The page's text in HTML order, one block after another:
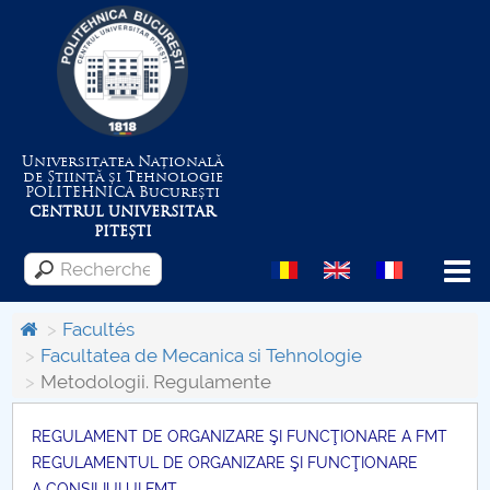
Universitatea Națională
de Știință și Tehnologie
POLITEHNICABucurești
CENTRUL UNIVERSITAR
PITEȘTI
Menu
Despre Universitate
Centrul de Management al Proiectelor
Facultés
Facultatea de Mecanica si Tehnologie
Metodologii. Regulamente
REGULAMENT DE ORGANIZARE ŞI FUNCŢIONARE A FMT
REGULAMENTUL DE ORGANIZARE ŞI FUNCŢIONARE